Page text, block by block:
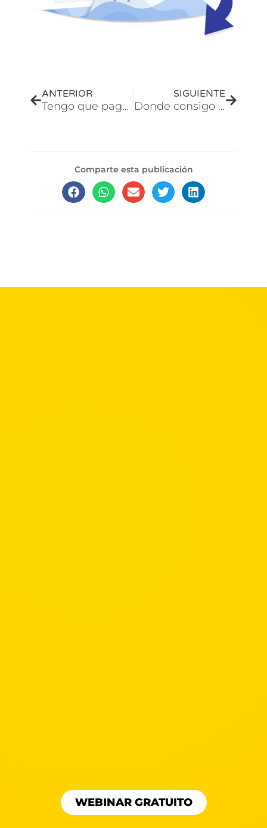
ANTERIOR
Tengo que pagar impuestos al vender en Amazon? Como Vender en Amazon FBA
SIGUIENTE
Donde consigo los codigos UPC para vender en Amazon | Como Vender en Amazon FBA
Comparte esta publicación
WEBINAR GRATUITO